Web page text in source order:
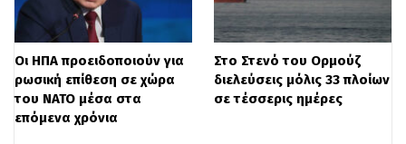
μεταφέρονται σε
κέντρα θεραπείας
ψυχικών ασθενειών ήκέντρα
απεξάρτησης. Δεν έκανε καμιά αναφορά
σε σχέδια για την επέκταση των κέντρων
Οι ΗΠΑ προειδοποιούν για
ρωσική επίθεση σε χώρα
του ΝΑΤΟ μέσα στα
επόμενα χρόνια
Στο Στενό του Ορμούζ
διελεύσεις μόλις 33 πλοίων
σε τέσσερις ημέρες